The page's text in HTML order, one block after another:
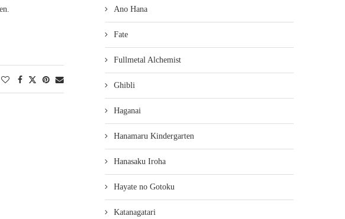
Ano Hana
Fate
Fullmetal Alchemist
Ghibli
Haganai
Hanamaru Kindergarten
Hanasaku Iroha
Hayate no Gotoku
Katanagatari